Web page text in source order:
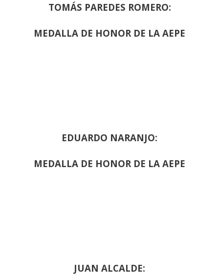
TOMÁS PAREDES ROMERO:
MEDALLA DE HONOR DE LA AEPE
EDUARDO NARANJO:
MEDALLA DE HONOR DE LA AEPE
JUAN ALCALDE: